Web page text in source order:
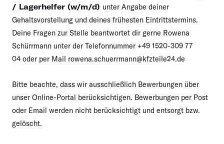
/ Lagerhelfer (w/m/d) unter Angabe deiner
Gehaltsvorstellung und deines frühesten Eintrittstermins.
Deine Fragen zur Stelle beantwortet dir gerne Rowena
Schürrmann unter der Telefonnummer +49 1520-309 77
04 oder per Mail rowena.schuerrmann@kfzteile24.de
Bitte beachte, dass wir ausschließlich Bewerbungen über
unser Online-Portal berücksichtigen. Bewerbungen per Post
oder Email werden nicht berücksichtigt und entsorgt bzw.
gelöscht.